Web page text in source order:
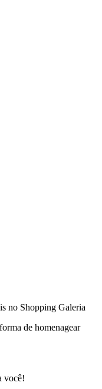
no Shopping Galeria
de homenagear
você!